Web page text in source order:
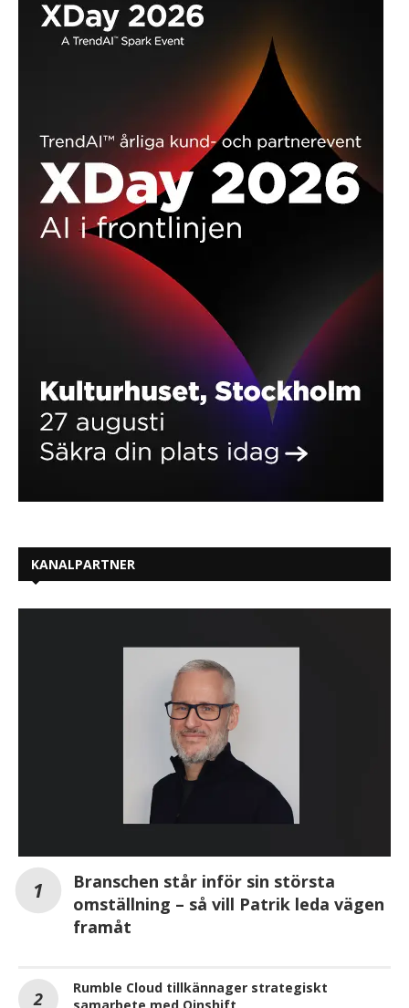
KANALPARTNER
Branschen står inför sin största
omställning – så vill Patrik leda vägen
framåt
Rumble Cloud tillkännager strategiskt